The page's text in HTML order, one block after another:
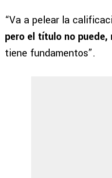
“Va a pelear la
pero el título no puede,
tiene fundamentos”.